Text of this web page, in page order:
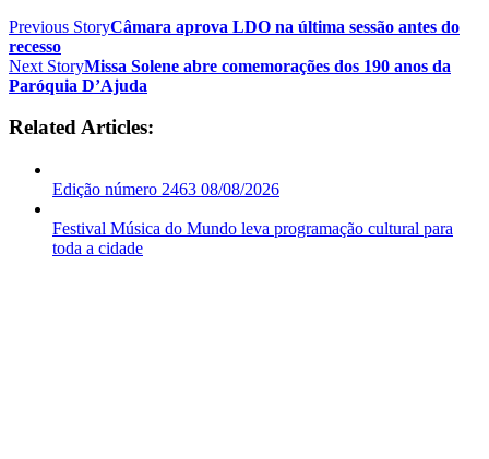
Previous StoryCâmara aprova LDO na última sessão antes do
recesso
Next StoryMissa Solene abre comemorações dos 190 anos da
Paróquia D’Ajuda
Related Articles:
Edição número 2463 08/08/2026
Festival Música do Mundo leva programação cultural para
toda a cidade